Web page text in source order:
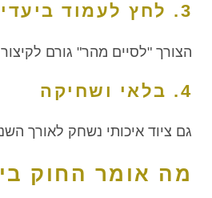
3. לחץ לעמוד ביעדים
הצורך "לסיים מהר" גורם
4. בלאי ושחיקה
גם ציוד איכותי נשחק לאורך
מה אומר החוק